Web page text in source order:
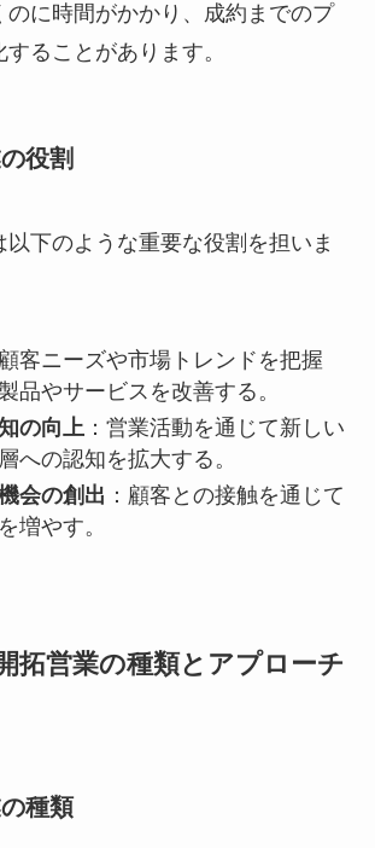
のに時間がかかり、成約までのプ
ることがあります。
役割
以下のような重要な役割を担いま
客ニーズや市場トレンドを把握
品やサービスを改善する。
の向上 ：営業活動を通じて新しい
への認知を拡大する。
会の創出 ：顧客との接触を通じて
増やす。
拓営業の種類とアプローチ
種類